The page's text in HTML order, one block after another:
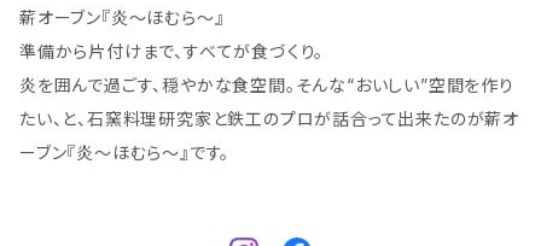
薪オーブン『炎～ほむら～』
準備から片付けまで、すべてが食づくり。
炎を囲んで過ごす、穏やかな食空間。そんな“おいしい”空間を作り
たい、と、石窯料理研究家と鉄工のプロが話合って出来たのが薪オ
ーブン『炎～ほむら～』です。